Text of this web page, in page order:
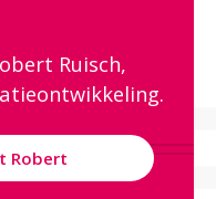
Ruisch,
Robert